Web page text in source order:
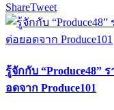
ShareTweet
รู้จักกับ “Produce48”
อดจาก Produce101